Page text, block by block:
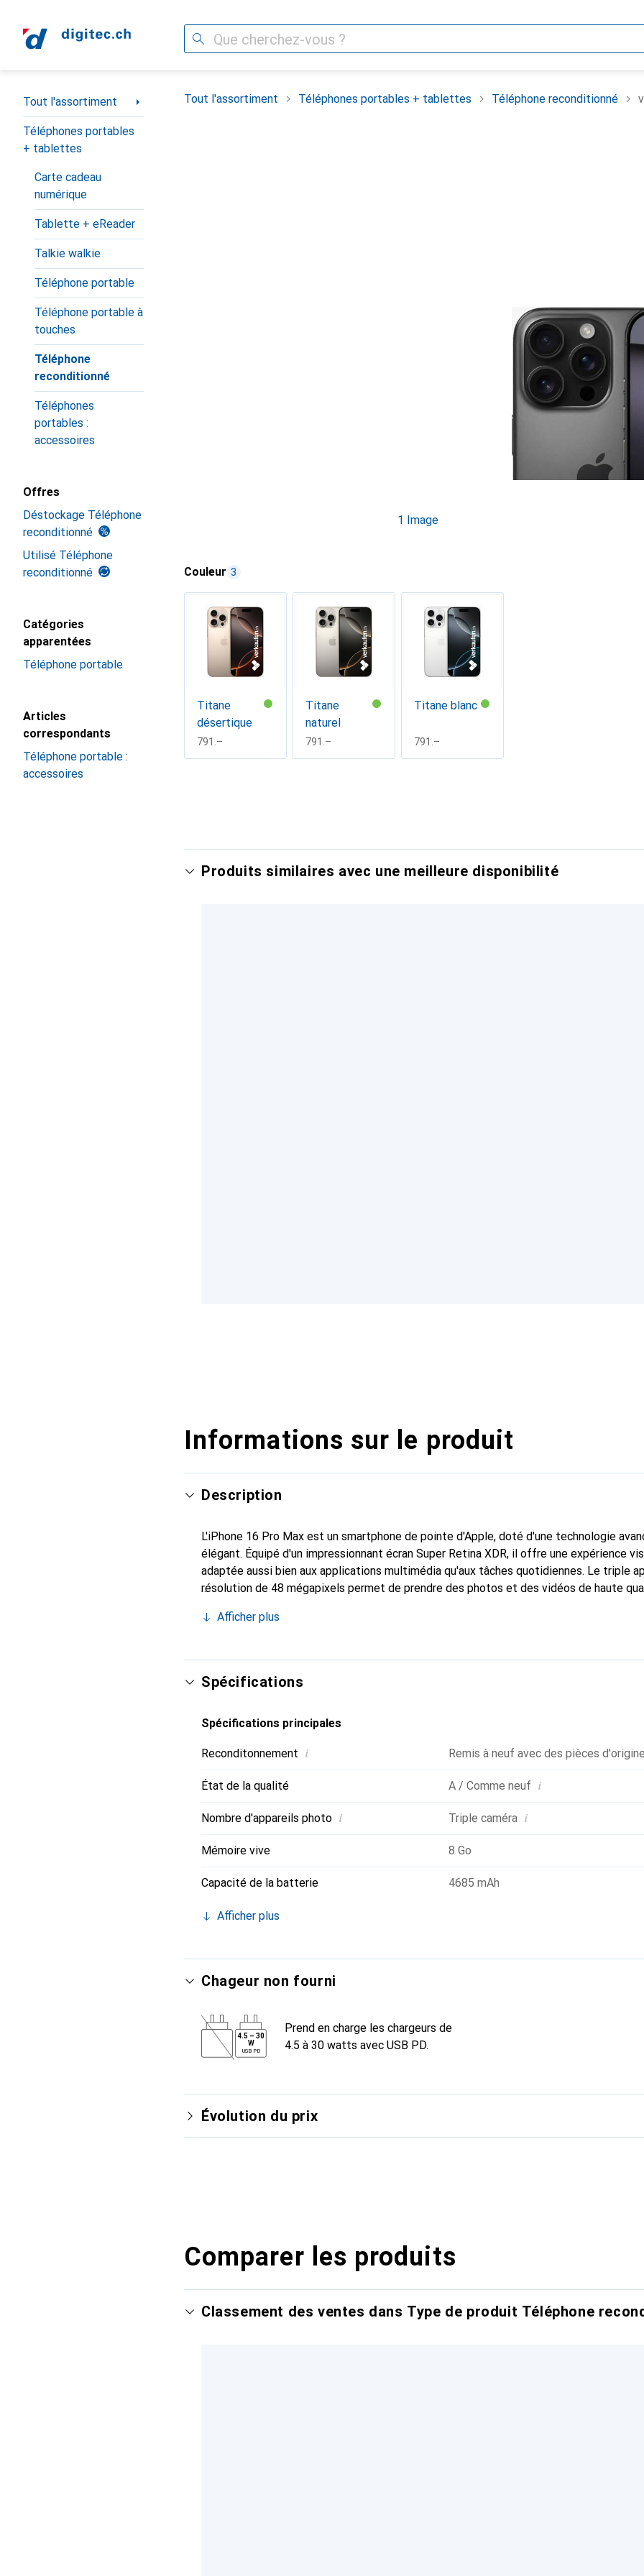
Recherche
Navigation par catégorie
Tout l'assortiment
Téléphones portables
+ tablettes
Carte cadeau
numérique
Tablette + eReader
Talkie walkie
Téléphone portable
Téléphone portable à
touches
Téléphone
reconditionné
Téléphones
portables :
accessoires
Offres
Déstockage Téléphone
reconditionné
Utilisé Téléphone
reconditionné
Catégories
apparentées
Téléphone portable
Articles
correspondants
Téléphone portable :
accessoires
Tout l'assortiment Téléphones portables + tablettes Téléphone reconditionné
1 Image
Couleur 3
Titane
désertique
CHF
791.–
Titane
naturel
CHF
791.–
Titane blanc
CHF
791.–
Produits similaires avec une meilleure disponibilité
Informations sur le produit
Description
L'iPhone 16 Pro Max est un smartphone de pointe d'Apple, doté d'une technologie
élégant. Équipé d'un impressionnant écran Super Retina XDR, il offre une expérience
adaptée aussi bien aux applications multimédia qu'aux tâches quotidiennes. Le triple
résolution de 48 mégapixels permet de prendre des photos et des vidéos de haute
puissant et offre suffisamment d'espace pour les applications, les médias et plus
qui le protège de l'eau et de la poussière. La combinaison d'une batterie longue durée
prise en charge de la charge sans fil permet à l'appareil de répondre aux besoins d'une
quotidienne.
Afficher plus
Spécifications
Spécifications principales
Reconditonnement i Remis à neuf avec des pièces d'origine
État de la qualité A / Comme neuf i
Nombre d'appareils photo i Triple caméra i
Mémoire vive 8 Go
Capacité de la batterie 4685 mAh
Afficher plus
Chageur non fourni
4.5 – 30
W
USB PD
Prend en charge les chargeurs de
4.5 à 30 watts avec USB PD.
Évolution du prix
Comparer les produits
Classement des ventes dans Type de produit Téléphone